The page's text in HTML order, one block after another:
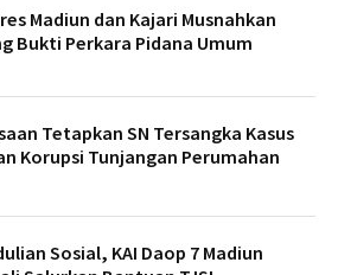
Madiun dan Kajari Musnahkan
Bukti Perkara Pidana Umum
Tetapkan SN Tersangka Kasus
Korupsi Tunjangan Perumahan
Sosial, KAI Daop 7 Madiun